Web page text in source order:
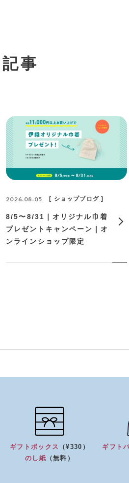
事
2026.08.05 ショップブログ
8/5〜8/31｜オリジナル巾着
プレゼントキャンペーン｜オ
ンラインショップ限定
ギフトボックス
（¥330）
のし紙 （無料）
ギフト